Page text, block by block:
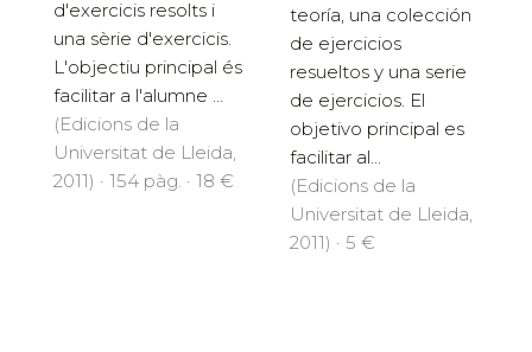
d'exercicis resolts i
una sèrie d'exercicis.
L'objectiu principal és
facilitar a l'alumne ...
(Edicions de la
Universitat de Lleida,
2011) · 154 pàg. · 18 €
teoría, una colección
de ejercicios
resueltos y una serie
de ejercicios. El
objetivo principal es
facilitar al...
(Edicions de la
Universitat de Lleida,
2011) · 5 €